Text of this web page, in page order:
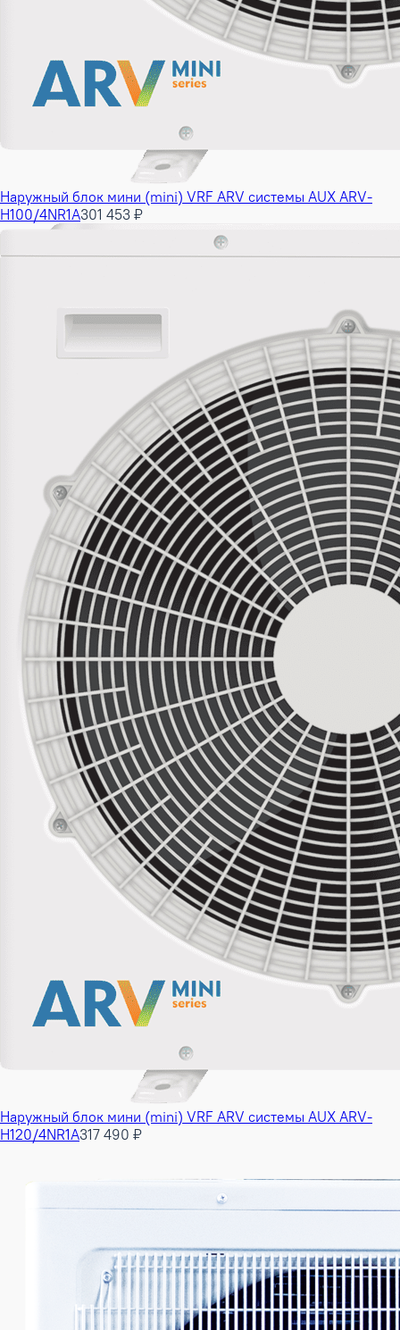
Наружный блок мини (mini) VRF ARV системы AUX ARV-
H100/4NR1A301 453 ₽
Наружный блок мини (mini) VRF ARV системы AUX ARV-
H120/4NR1A317 490 ₽